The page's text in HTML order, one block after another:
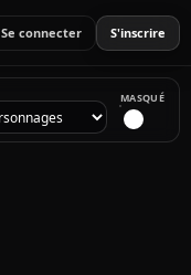
Se connecter S'inscrire
MASQUÉ